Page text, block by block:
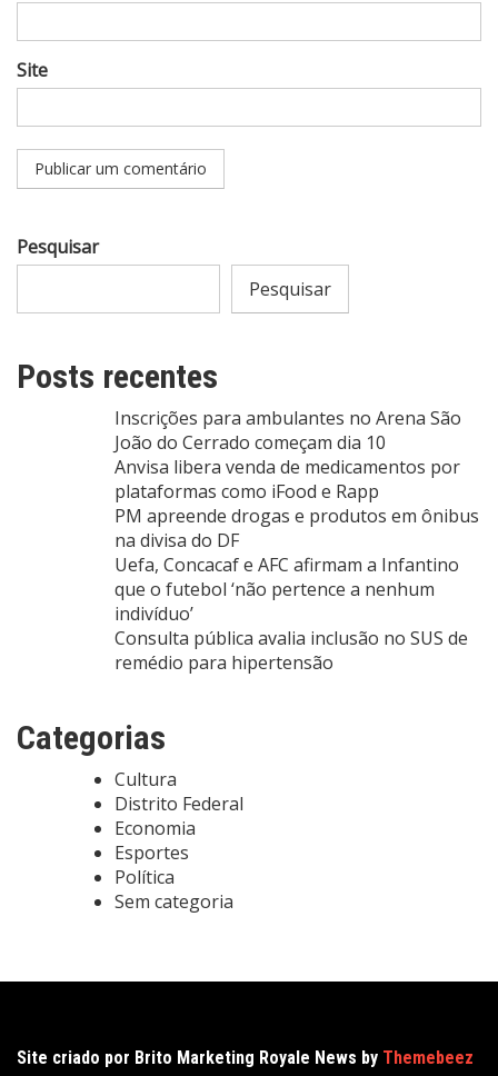
Site
Pesquisar
Pesquisar
Posts recentes
Inscrições para ambulantes no Arena São
João do Cerrado começam dia 10
Anvisa libera venda de medicamentos por
plataformas como iFood e Rapp
PM apreende drogas e produtos em ônibus
na divisa do DF
Uefa, Concacaf e AFC afirmam a Infantino
que o futebol ‘não pertence a nenhum
indivíduo’
Consulta pública avalia inclusão no SUS de
remédio para hipertensão
Categorias
Cultura
Distrito Federal
Economia
Esportes
Política
Sem categoria
Site criado por Brito Marketing Royale News by Themebeez